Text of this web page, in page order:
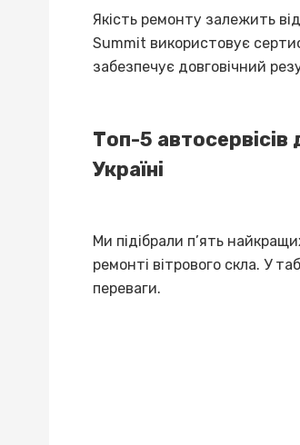
Якість ремонту залежить
Summit використовує
забезпечує довговічний
Топ-5 автосервісів
Україні
Ми підібрали п’ять
ремонті вітрового скла. У
переваги.